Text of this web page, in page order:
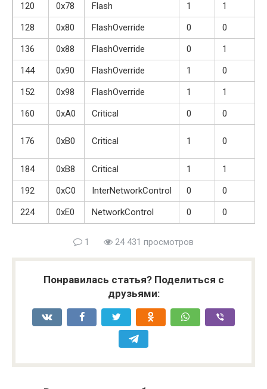
120
0x78 Flash 1
1
128
0x80 FlashOverride 0
0
136
0x88 FlashOverride 0
1
144
0x90 FlashOverride 1
0
152
0x98 FlashOverride 1
1
160
0xA0 Critical 0 0
176 0xB0 Critical 1 0
184 0xB8 Critical 1
1
192
0xC0 InterNetworkControl 0
0
224
0xE0 NetworkControl 0 0
1 24 431 просмотров
Понравилась статья? Поделиться с
друзьями: